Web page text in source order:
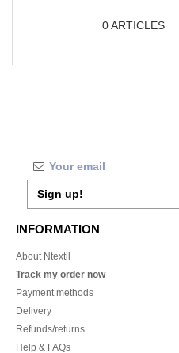
0ARTICLES
Sign up!
INFORMATION
About Ntextil
Track my order now
Payment methods
Delivery
Refunds/returns
Help & FAQs